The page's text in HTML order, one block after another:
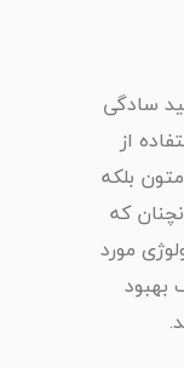
سادگی
از
بلکه
که
مورد
بهبود